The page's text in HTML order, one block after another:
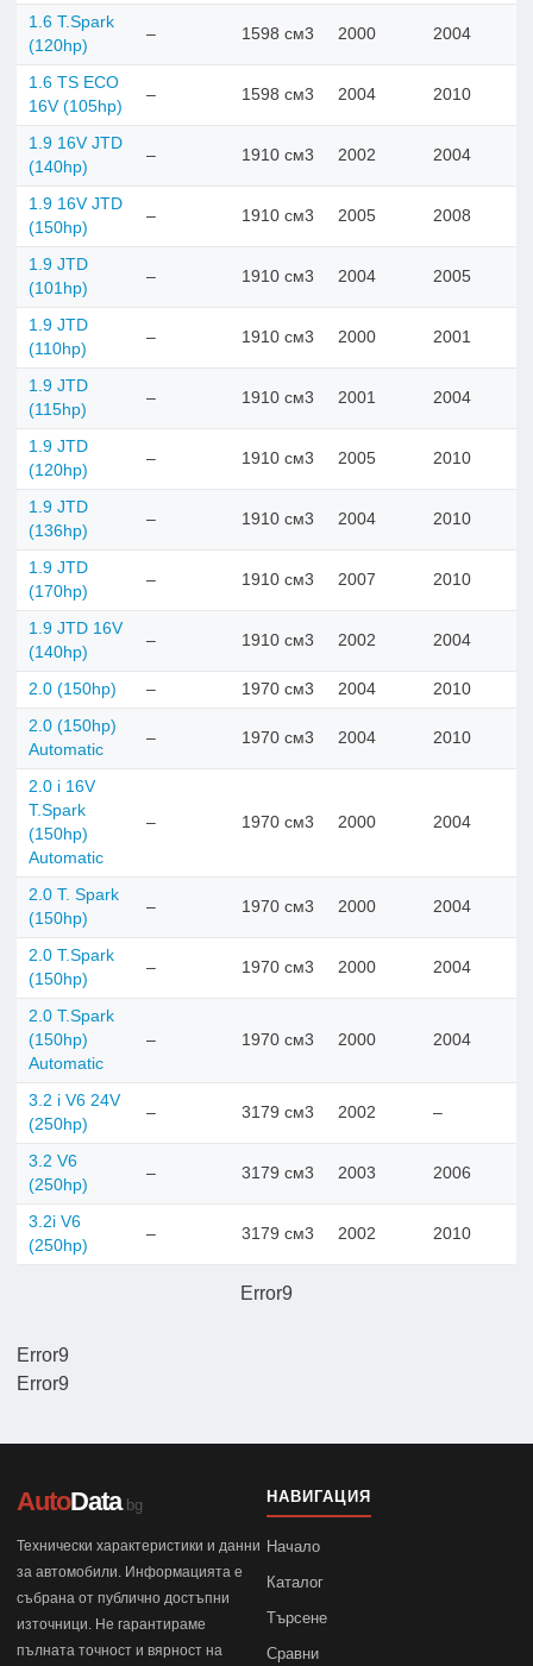
Error9
1.6 T.Spark
(120hp)
– 1598 см3 2000 2004
1.6 TS ECO
16V (105hp)
– 1598 см3 2004 2010
1.9 16V JTD
(140hp)
– 1910 см3 2002 2004
1.9 16V JTD
(150hp)
– 1910 см3 2005 2008
1.9 JTD
(101hp)
– 1910 см3 2004 2005
1.9 JTD
(110hp)
– 1910 см3 2000 2001
1.9 JTD
(115hp)
– 1910 см3 2001 2004
1.9 JTD
(120hp)
– 1910 см3 2005 2010
1.9 JTD
(136hp)
– 1910 см3 2004 2010
1.9 JTD
(170hp)
– 1910 см3 2007 2010
1.9 JTD 16V
(140hp)
– 1910 см3 2002 2004
2.0 (150hp) – 1970 см3 2004 2010
2.0 (150hp)
Automatic
– 1970 см3 2004 2010
2.0 i 16V
T.Spark
(150hp)
Automatic
– 1970 см3 2000 2004
2.0 T. Spark
(150hp)
– 1970 см3 2000 2004
2.0 T.Spark
(150hp)
– 1970 см3 2000 2004
2.0 T.Spark
(150hp)
Automatic
– 1970 см3 2000 2004
3.2 i V6 24V
(250hp)
– 3179 см3 2002 –
3.2 V6
(250hp)
– 3179 см3 2003 2006
3.2i V6
(250hp)
– 3179 см3 2002 2010
Error9
Error9
AutoData.bg
Технически характеристики и данни
за автомобили. Информацията е
събрана от публично достъпни
източници. Не гарантираме
пълната точност и вярност на
НАВИГАЦИЯ
Начало
Каталог
Търсене
Сравни